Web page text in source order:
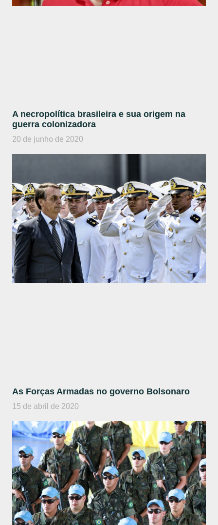
A necropolítica brasileira e sua origem na
guerra colonizadora
20 de junho de 2020
As Forças Armadas no governo Bolsonaro
15 de abril de 2020